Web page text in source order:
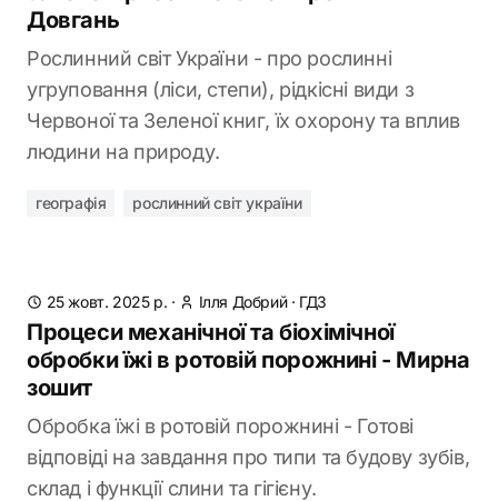
Довгань
Рослинний світ України - про рослинні
угруповання (ліси, степи), рідкісні види з
Червоної та Зеленої книг, їх охорону та вплив
людини на природу.
географія рослинний світ україни
25 жовт. 2025 р. · Ілля Добрий· ГДЗ
Процеси механічної та біохімічної
обробки їжі в ротовій порожнині - Мирна
зошит
Обробка їжі в ротовій порожнині - Готові
відповіді на завдання про типи та будову зубів,
склад і функції слини та гігієну.